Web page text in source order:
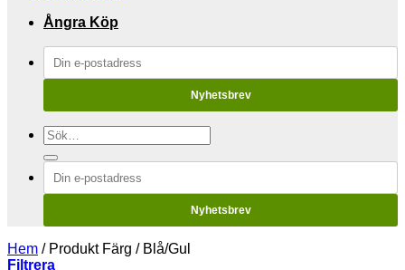
Ångra Köp
Nyhetsbrev
Sök
efter:
Nyhetsbrev
Hem /Produkt Färg /Blå/Gul
Filtrera